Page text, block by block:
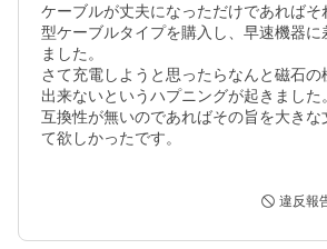
ケーブルが丈夫になっただけであればそ
型ケーブルタイプを購入し、早速機器に
ました。
さて充電しようと思ったらなんと磁石
出来ないというハプニングが起きました。
互換性が無いのであればその旨を大きな
て欲しかったです。
違反報